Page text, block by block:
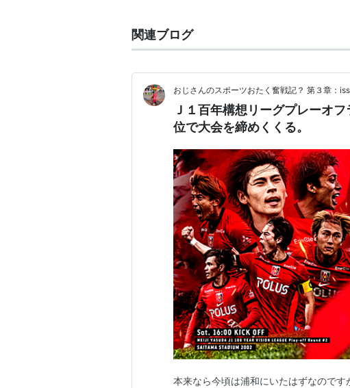
ど、日本サッカーの新たな聖地になりつつあ
は高円宮杯U-18サッカーリーグ チャンピ
3つあるサブグラウンドでも、各年代の試
所在地にちなむ
関連ブログ
おじさんのスポーツおたく奮戦記？ 第３章：
Ｊ１百年構想リーグプレーオ
位で大会を締めくくる。
本来なら今頃は浦和にいたはずなので